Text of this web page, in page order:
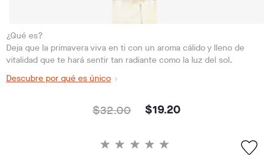
¿Qué es?
Deja que la primavera viva en ti con un aroma cálido y lleno de
vitalidad que te hará sentir tan radiante como la luz del sol.
Descubre por qué es único
$32.00 $19.20